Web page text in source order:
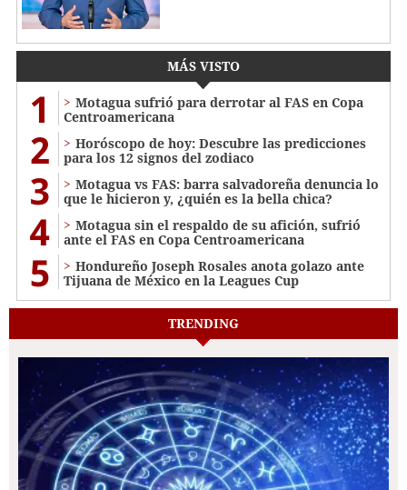
MÁS VISTO
1
Motagua sufrió para derrotar al FAS en Copa
Centroamericana
2
Horóscopo de hoy: Descubre las predicciones
para los 12 signos del zodiaco
3
Motagua vs FAS: barra salvadoreña denuncia lo
que le hicieron y, ¿quién es la bella chica?
4
Motagua sin el respaldo de su afición, sufrió
ante el FAS en Copa Centroamericana
5
Hondureño Joseph Rosales anota golazo ante
Tijuana de México en la Leagues Cup
TRENDING